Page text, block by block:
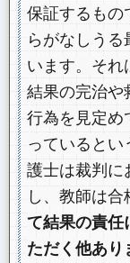
保証するもの
らがなしう
います。それ
結果の完治や
行為を見定め
っていると
護士は裁判に
し、教師は合
て結果の責任
ただく他あり